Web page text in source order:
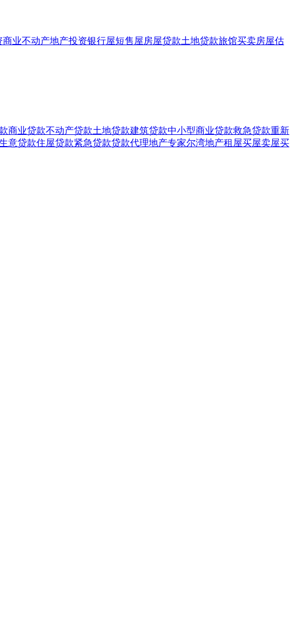
商业不动产地产投资银行屋短售屋房屋贷款土地贷款旅馆买卖房屋估
商业贷款不动产贷款土地贷款建筑贷款中小型商业贷款救急贷款重新
意贷款住屋贷款紧急贷款贷款代理地产专家尔湾地产租屋买屋卖屋买